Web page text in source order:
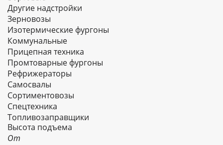
Другие надстройки
Зерновозы
Изотермические фургоны
Коммунальные
Прицепная техника
Промтоварные фургоны
Рефрижераторы
Самосвалы
Сортиментовозы
Спецтехника
Топливозаправщики
Тягачи
Цельнометаллические фургоны
Высота подъема
От